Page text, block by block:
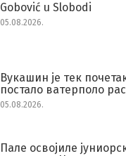
Gobović u Slobodi
05.08.2026.
Вукашин је тек
постало ватерполо
05.08.2026.
Пале освојиле